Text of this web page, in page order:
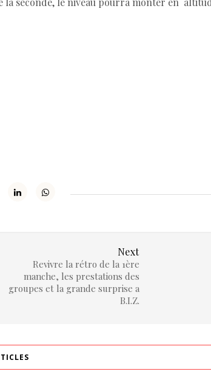
Next
Revivre la rétro de la 1ère
manche, les prestations des
groupes et la grande surprise a
B.I.Z.